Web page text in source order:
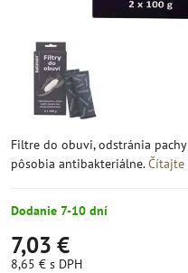
Filtre do obuvi, odstránia
pôsobia antibakteriálne.Čítajte
Dodanie 7-10 dní
7,03 €
8,65 € s DPH